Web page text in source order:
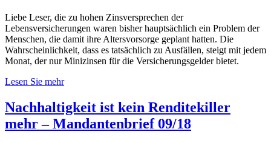
Liebe Leser, die zu hohen Zinsversprechen der
Lebensversicherungen waren bisher hauptsächlich ein Problem der
Menschen, die damit ihre Altersvorsorge geplant hatten. Die
Wahrscheinlichkeit, dass es tatsächlich zu Ausfällen, steigt mit jedem
Monat, der nur Minizinsen für die Versicherungsgelder bietet.
Lesen Sie mehr
Nachhaltigkeit ist kein Renditekiller
mehr – Mandantenbrief 09/18